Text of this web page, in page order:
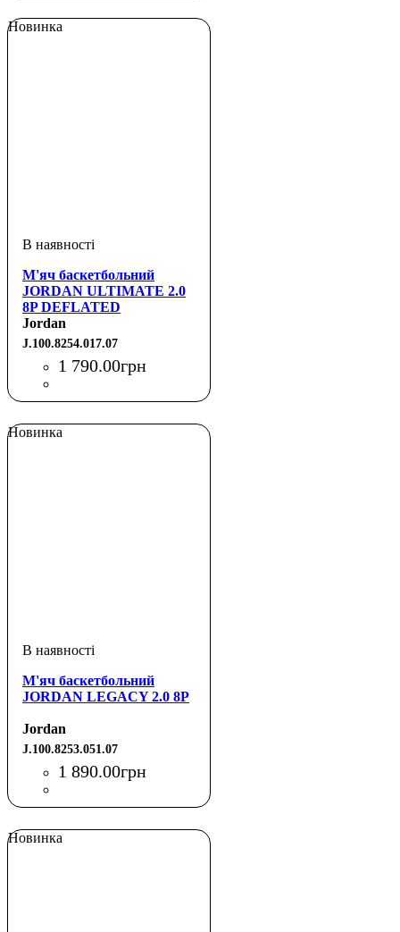
Новинка
М'яч баскетбольний
JORDAN ULTIMATE 2.0
8P DEFLATED
BLACK/FIRE
RED/WHITE/FIRE RE
Jordan
J.100.8254.017.07
1 790.00грн
Новинка
М'яч баскетбольний
JORDAN LEGACY 2.0 8P
Jordan
J.100.8253.051.07
1 890.00грн
Новинка